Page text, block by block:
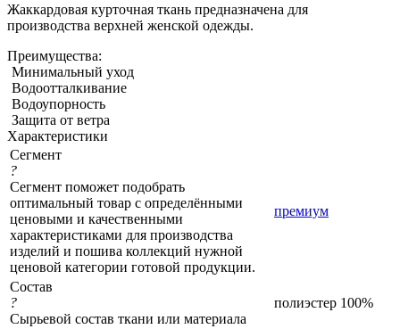
Жаккардовая курточная ткань предназначена для
производства верхней женской одежды.
Преимущества:
Минимальный уход
Водоотталкивание
Водоупорность
Защита от ветра
Характеристики
Сегмент
?
Сегмент поможет подобрать
оптимальный товар с определёнными
ценовыми и качественными
характеристиками для производства
изделий и пошива коллекций нужной
ценовой категории готовой продукции.
премиум
Состав
?
Сырьевой состав ткани или материала
полиэстер 100%